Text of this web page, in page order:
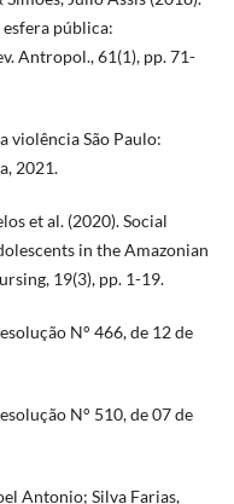
pública:
Antropol., 61(1), pp. 71-
violência São Paulo:
2021.
et al. (2020). Social
in the Amazonian
19(3), pp. 1-19.
N° 466, de 12 de
N° 510, de 07 de
Antonio; Silva Farias,